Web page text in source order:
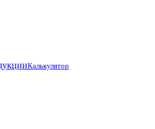
Калькулятор